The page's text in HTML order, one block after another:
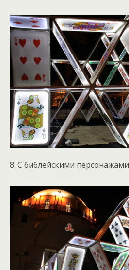
8. С библейскими персонажами